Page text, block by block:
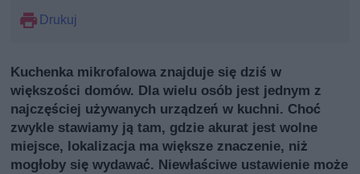
Drukuj
Kuchenka mikrofalowa znajduje się dziś w
większości domów. Dla wielu osób jest jednym z
najczęściej używanych urządzeń w kuchni. Choć
zwykle stawiamy ją tam, gdzie akurat jest wolne
miejsce, lokalizacja ma większe znaczenie, niż
mogłoby się wydawać. Niewłaściwe ustawienie może